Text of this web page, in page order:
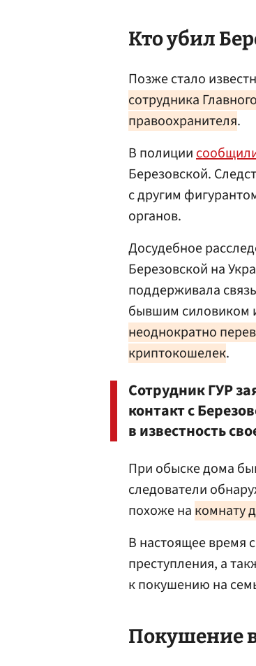
Кто убил
Позже стало
сотрудника
правоохранителя.
В полиции
Березовской.
с другим
органов.
Досудебное
Березовской на
поддерживала
бывшим силовиком
неоднократно
криптокошелек.
Сотрудник ГУР
контакт с
в известность
При обыске дома
следователи
похоже на комнату
В настоящее время
преступления, а
к покушению на
Покушение